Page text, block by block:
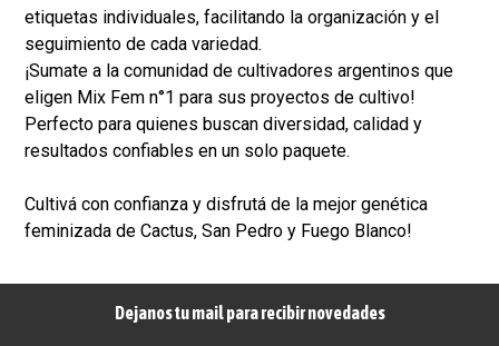
etiquetas individuales, facilitando la organización y el
seguimiento de cada variedad.
¡Sumate a la comunidad de cultivadores argentinos que
eligen Mix Fem n°1 para sus proyectos de cultivo!
Perfecto para quienes buscan diversidad, calidad y
resultados confiables en un solo paquete.
Cultivá con confianza y disfrutá de la mejor genética
feminizada de Cactus, San Pedro y Fuego Blanco!
Dejanos tu mail para recibir novedades